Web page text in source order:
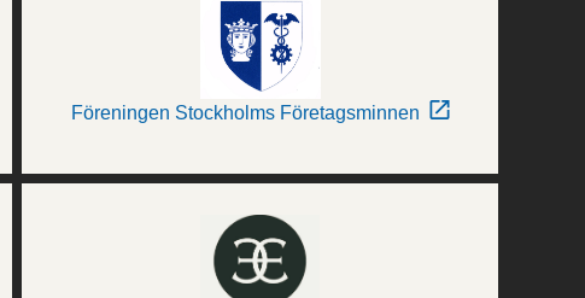
Föreningen Stockholms Företagsminnen